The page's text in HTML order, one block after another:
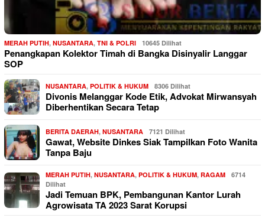
MERAH PUTIH, NUSANTARA, TNI & POLRI 10645 Dilihat
Penangkapan Kolektor Timah di Bangka Disinyalir Langgar
SOP
NUSANTARA, POLITIK & HUKUM 8306 Dilihat
Divonis Melanggar Kode Etik, Advokat Mirwansyah
Diberhentikan Secara Tetap
BERITA DAERAH, NUSANTARA 7121 Dilihat
Gawat, Website Dinkes Siak Tampilkan Foto Wanita
Tanpa Baju
MERAH PUTIH, NUSANTARA, POLITIK & HUKUM, RAGAM
6714
Dilihat
Jadi Temuan BPK, Pembangunan Kantor Lurah
Agrowisata TA 2023 Sarat Korupsi